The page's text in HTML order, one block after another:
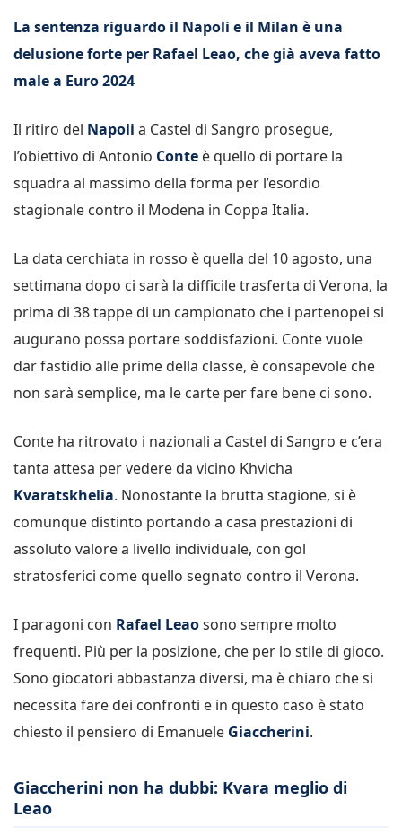
La sentenza riguardo il Napoli e il Milan è una
delusione forte per Rafael Leao, che già aveva fatto
male a Euro 2024
Il ritiro del Napoli a Castel di Sangro prosegue,
l’obiettivo di Antonio Conte è quello di portare la
squadra al massimo della forma per l’esordio
stagionale contro il Modena in Coppa Italia.
La data cerchiata in rosso è quella del 10 agosto, una
settimana dopo ci sarà la difficile trasferta di Verona, la
prima di 38 tappe di un campionato che i partenopei si
augurano possa portare soddisfazioni. Conte vuole
dar fastidio alle prime della classe, è consapevole che
non sarà semplice, ma le carte per fare bene ci sono.
Conte ha ritrovato i nazionali a Castel di Sangro e c’era
tanta attesa per vedere da vicino Khvicha
Kvaratskhelia. Nonostante la brutta stagione, si è
comunque distinto portando a casa prestazioni di
assoluto valore a livello individuale, con gol
stratosferici come quello segnato contro il Verona.
I paragoni con Rafael Leaosono sempre molto
frequenti. Più per la posizione, che per lo stile di gioco.
Sono giocatori abbastanza diversi, ma è chiaro che si
necessita fare dei confronti e in questo caso è stato
chiesto il pensiero di Emanuele Giaccherini.
Giaccherini non ha dubbi: Kvara meglio di
Leao